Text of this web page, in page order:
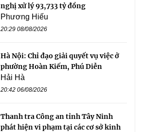
nghị xử lý 93,733 tỷ đồng
Phương Hiếu
20:29 08/08/2026
Hà Nội: Chỉ đạo giải quyết vụ việc ở
phường Hoàn Kiếm, Phú Diễn
Hải Hà
20:42 06/08/2026
Thanh tra Công an tỉnh Tây Ninh
phát hiện vi phạm tại các cơ sở kinh